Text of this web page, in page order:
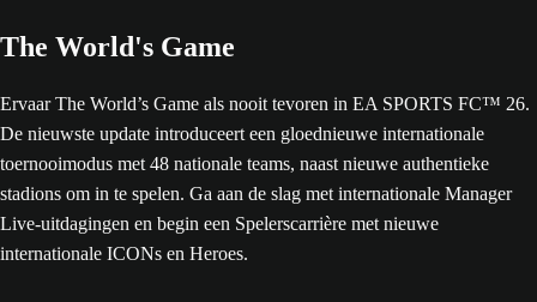
The World's Game
Ervaar The World’s Game als nooit tevoren in EA SPORTS FC™ 26.
De nieuwste update introduceert een gloednieuwe internationale
toernooimodus met 48 nationale teams, naast nieuwe authentieke
stadions om in te spelen. Ga aan de slag met internationale Manager
Live-uitdagingen en begin een Spelerscarrière met nieuwe
internationale ICONs en Heroes.